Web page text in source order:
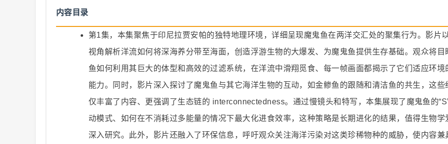
款
二
内容目录
第1集，本集聚焦于印尼拉贾安帕的独特地理环境，详细呈现魔鬼鱼在两洋交汇处的聚集行为。影片
视角解析洋流如何将深海养分带至海面，创造浮游生物的大爆发、为魔鬼鱼提供生存基础。观众将目
鱼如何利用其巨大的体型和高效的过滤系统，在洋流中滑翔觅食、每一帧画面都揭示了它们适应环境
能力。同时，影片深入探讨了魔鬼鱼与其它海洋生物的互动，如金鲹鱼的跟随和清洁鱼的共生，这些
仅丰富了内容、更强调了生态链的 interconnectedness。通过慢镜头和特写，本集展现了魔鬼鱼的
动模式、如何在不消耗过多能量的情况下最大化进食效率，这种策略是长期进化的结果，值得生物学
深入研究。此外，影片还融入了环保信息，呼吁观众关注海洋污染对这类珍稀物种的威胁，使内容兼